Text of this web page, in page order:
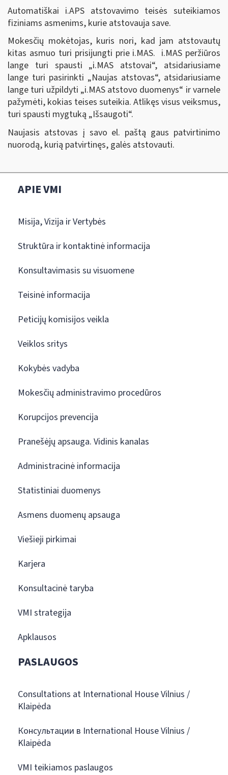
Automatiškai i.APS atstovavimo teisės suteikiamos
fiziniams asmenims, kurie atstovauja save.
Mokesčių mokėtojas, kuris nori, kad jam atstovautų
kitas asmuo turi prisijungti prie i.MAS. i.MAS peržiūros
lange turi spausti „i.MAS atstovai“, atsidariusiame
lange turi pasirinkti „Naujas atstovas“, atsidariusiame
lange turi užpildyti „i.MAS atstovo duomenys“ ir varnele
pažymėti, kokias teises suteikia. Atlikęs visus veiksmus,
turi spausti mygtuką „Išsaugoti“.
Naujasis atstovas į savo el. paštą gaus patvirtinimo
nuorodą, kurią patvirtinęs, galės atstovauti.
APIE VMI
Misija, Vizija ir Vertybės
Struktūra ir kontaktinė informacija
Konsultavimasis su visuomene
Teisinė informacija
Peticijų komisijos veikla
Veiklos sritys
Kokybės vadyba
Mokesčių administravimo procedūros
Korupcijos prevencija
Pranešėjų apsauga. Vidinis kanalas
Administracinė informacija
Statistiniai duomenys
Asmens duomenų apsauga
Viešieji pirkimai
Karjera
Konsultacinė taryba
VMI strategija
Apklausos
PASLAUGOS
Consultations at International House Vilnius /
Klaipėda
Консультации в International House Vilnius /
Klaipėda
VMI teikiamos paslaugos